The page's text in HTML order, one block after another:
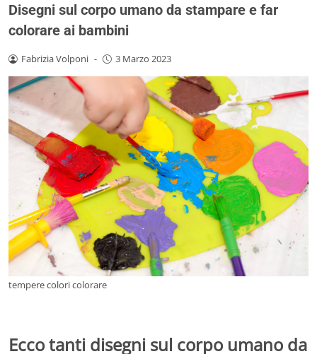
Disegni sul corpo umano da stampare e far
colorare ai bambini
Fabrizia Volponi - 3 Marzo 2023
tempere colori colorare
Ecco tanti disegni sul corpo umano da